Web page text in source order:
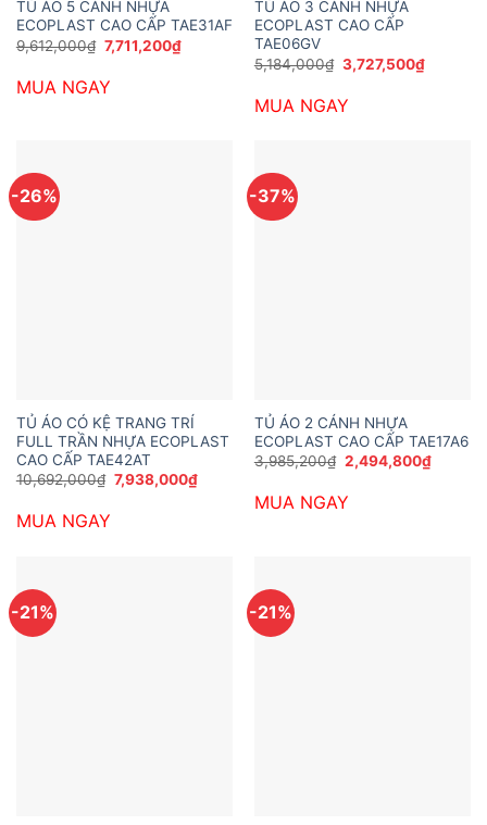
TỦ ÁO 5 CÁNH NHỰA
ECOPLAST CAO CẤP TAE31AF
9,612,000₫ Giá
gốc
9,612,000₫.
7,711,200₫Giá
hiện
7,711,200₫.
MUA NGAY
TỦ ÁO 3 CÁNH NHỰA
ECOPLAST CAO CẤP
TAE06GV
5,184,000₫ Giá
gốc
5,184,000₫.
3,727,500₫Giá
hiện
MUA NGAY
-26%
TỦ ÁO CÓ KỆ TRANG TRÍ
FULL TRẦN NHỰA ECOPLAST
CAO CẤP TAE42AT
10,692,000₫ Giá
gốc
7,938,000₫Giá
hiện
MUA NGAY
-37%
TỦ ÁO 2 CÁNH NHỰA
ECOPLAST CAO CẤP TAE17A6
3,985,200₫ Giá
gốc
3,985,200₫.
2,494,800₫Giá
hiện
MUA NGAY
-21% -21%